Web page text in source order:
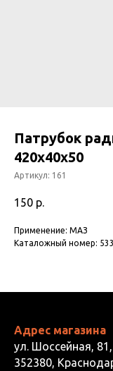
Патрубок
420х40х50
Артикул: 161
150 р.
Применение: МАЗ
Каталожный номер:
Адрес магазина
ул. Шоссейная,
352380,